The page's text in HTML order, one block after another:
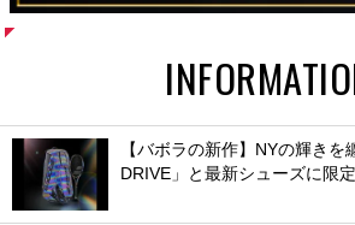
【バボラの新作】NYの輝きを
DRIVE」と最新シューズに限